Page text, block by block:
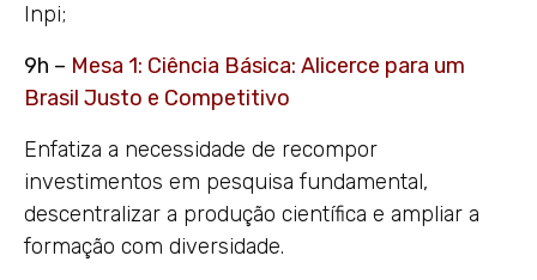
Inpi;
9h – Mesa 1: Ciência Básica: Alicerce para um
Brasil Justo e Competitivo
Enfatiza a necessidade de recompor
investimentos em pesquisa fundamental,
descentralizar a produção científica e ampliar a
formação com diversidade.